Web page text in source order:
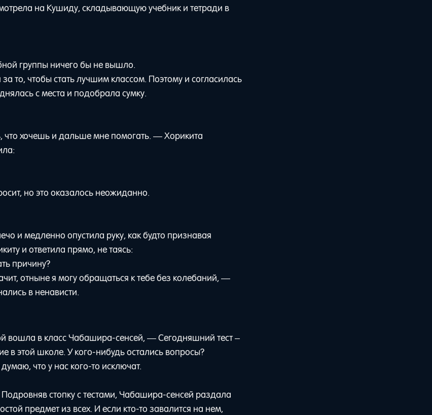
на Кушиду, складывающую учебник и тетради в
группы ничего бы не вышло.
то, чтобы стать лучшим классом. Поэтому и согласилась
с места и подобрала сумку.
что хочешь и дальше мне помогать. — Хорикита
но это оказалось неожиданно.
и медленно опустила руку, как будто признавая
и ответила прямо, не таясь:
причину?
отныне я могу обращаться к тебе без колебаний, —
в ненависти.
вошла в класс Чабашира-сенсей, — Сегодняшний тест –
в этой школе. У кого-нибудь остались вопросы?
что у нас кого-то исключат.
стопку с тестами, Чабашира-сенсей раздала
предмет из всех. И если кто-то завалится на нем,